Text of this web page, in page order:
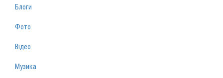
Блоги
Фото
Відео
Музика